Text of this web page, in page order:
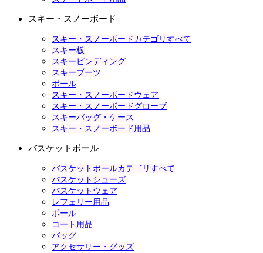
スキー・スノーボード
スキー・スノーボードカテゴリすべて
スキー板
スキービンディング
スキーブーツ
ポール
スキー・スノーボードウェア
スキー・スノーボードグローブ
スキーバッグ・ケース
スキー・スノーボード用品
バスケットボール
バスケットボールカテゴリすべて
バスケットシューズ
バスケットウェア
レフェリー用品
ボール
コート用品
バッグ
アクセサリー・グッズ